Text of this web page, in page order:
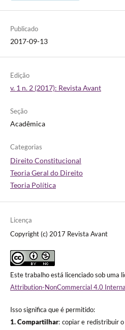
Publicado
2017-09-13
Edição
v. 1 n. 2 (2017): Revista Avant
Seção
Acadêmica
Categorias
Direito Constitucional
Teoria Geral do Direito
Teoria Política
Licença
Copyright (c) 2017 Revista Avant
Este trabalho está licenciado sob uma
Attribution-NonCommercial 4.0
Isso significa que é permitido:
1. Compartilhar: copiar e redistribuir